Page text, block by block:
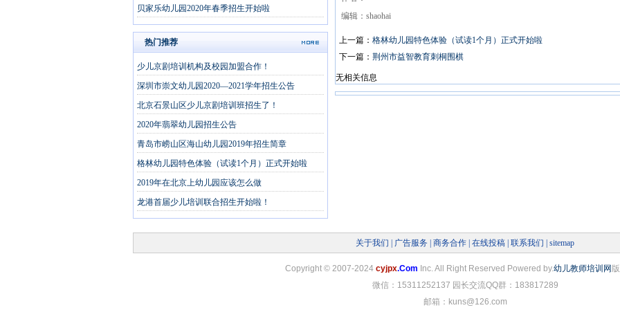
贝家乐幼儿园2020年春季招生开始啦
热门推荐
少儿京剧培训机构及校园加盟合作！
深圳市崇文幼儿园2020—2021学年招生公告
北京石景山区少儿京剧培训班招生了！
2020年翡翠幼儿园招生公告
青岛市崂山区海山幼儿园2019年招生简章
格林幼儿园特色体验（试读1个月）正式开始啦
2019年在北京上幼儿园应该怎么做
龙港首届少儿培训联合招生开始啦！
编辑：shaohai
上一篇： 格林幼儿园特色体验（试读1个月）正式开始啦
下一篇： 荆州市益智教育刺桐围棋
无相关信息
关于我们 广告服务 商务合作 在线投稿 联系我们 sitemap
Copyright © 2007-2024 cyjpx.Com Inc. All Right Reserved Powered by.幼儿教师培训网
微信：15311252137 园长交流QQ群：183817289
邮箱：kuns@126.com